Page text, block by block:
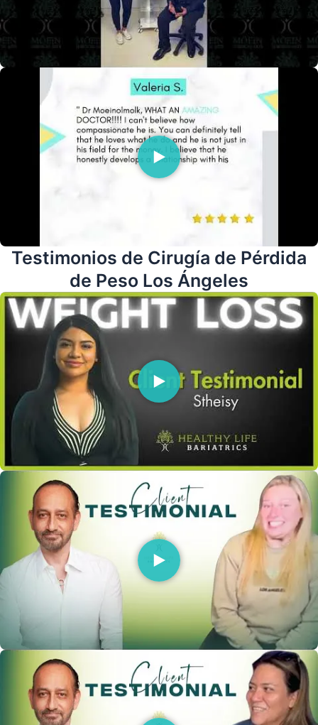
Testimonios de Cirugía de Pérdida
de Peso Los Ángeles